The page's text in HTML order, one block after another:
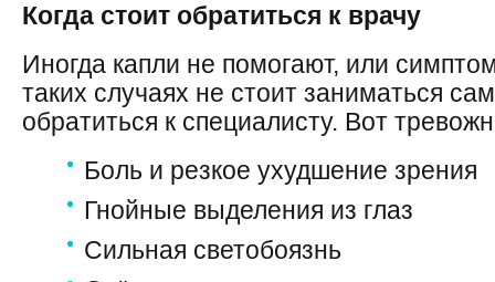
Когда стоит обратиться к врачу
Иногда капли не помогают, или
таких случаях не стоит заниматься
обратиться к специалисту. Вот
Боль и резкое ухудшение зрения
Гнойные выделения из глаз
Сильная светобоязнь